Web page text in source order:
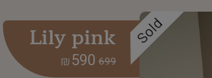
Sold
Lily pink
699
590
₪